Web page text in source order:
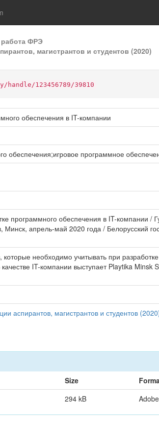
работа ФРЭ
магистрантов и студентов (2020)
123456789/39810
обеспечения в IT-компании
программное
программного обеспечения в IT-компании /
апрель-май 2020 года / Белорусский
необходимо учитывать при
IT-компании выступает Playtika
аспирантов, магистрантов и студентов
Size
294 kB